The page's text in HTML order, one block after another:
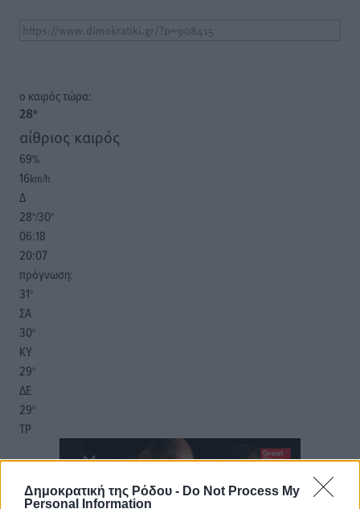
Δημοκρατική της Ρόδου - Do Not Process My
Personal Information
o καιρός τώρα:
28°
αίθριος καιρός
69%
16km/h
Δ
28°/30°
06:18
20:07
πρόγνωση:
31°
ΣΑ
30°
ΚΥ
29°
ΔΕ
29°
ΤΡ